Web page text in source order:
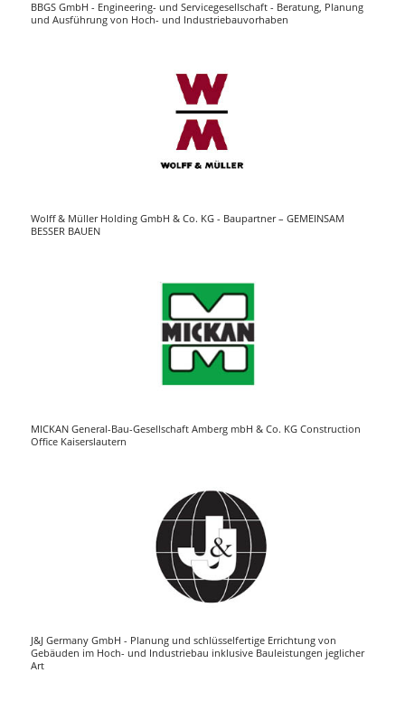
BBGS GmbH - Engineering- und Servicegesellschaft - Beratung, Planung
und Ausführung von Hoch- und Industriebauvorhaben
Wolff & Müller Holding GmbH & Co. KG - Baupartner – GEMEINSAM
BESSER BAUEN
MICKAN General-Bau-Gesellschaft Amberg mbH & Co. KG Construction
Office Kaiserslautern
J&J Germany GmbH - Planung und schlüsselfertige Errichtung von
Gebäuden im Hoch- und Industriebau inklusive Bauleistungen jeglicher
Art